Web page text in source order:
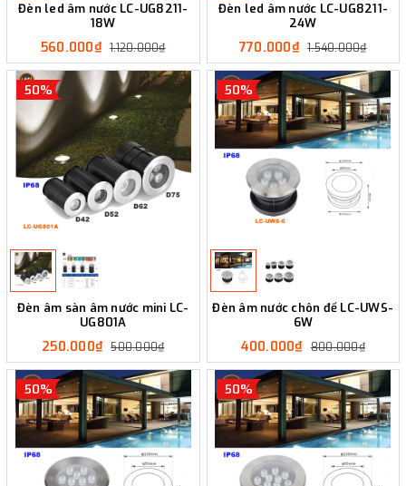
Đèn led âm nước LC-UG8211-
18W
560.000₫ 1.120.000₫
Đèn led âm nước LC-UG8211-
24W
770.000₫ 1.540.000₫
50%
Đèn âm sàn âm nước mini LC-
UG801A
250.000₫ 500.000₫
50%
Đèn âm nước chôn đế LC-UWS-
6W
400.000₫ 800.000₫
50% 50%